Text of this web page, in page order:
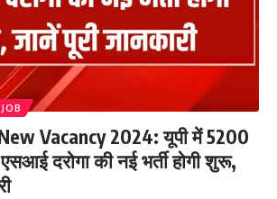
Vacancy 2024: यूपी में 5200
दरोगा की नई भर्ती होगी शुरू,